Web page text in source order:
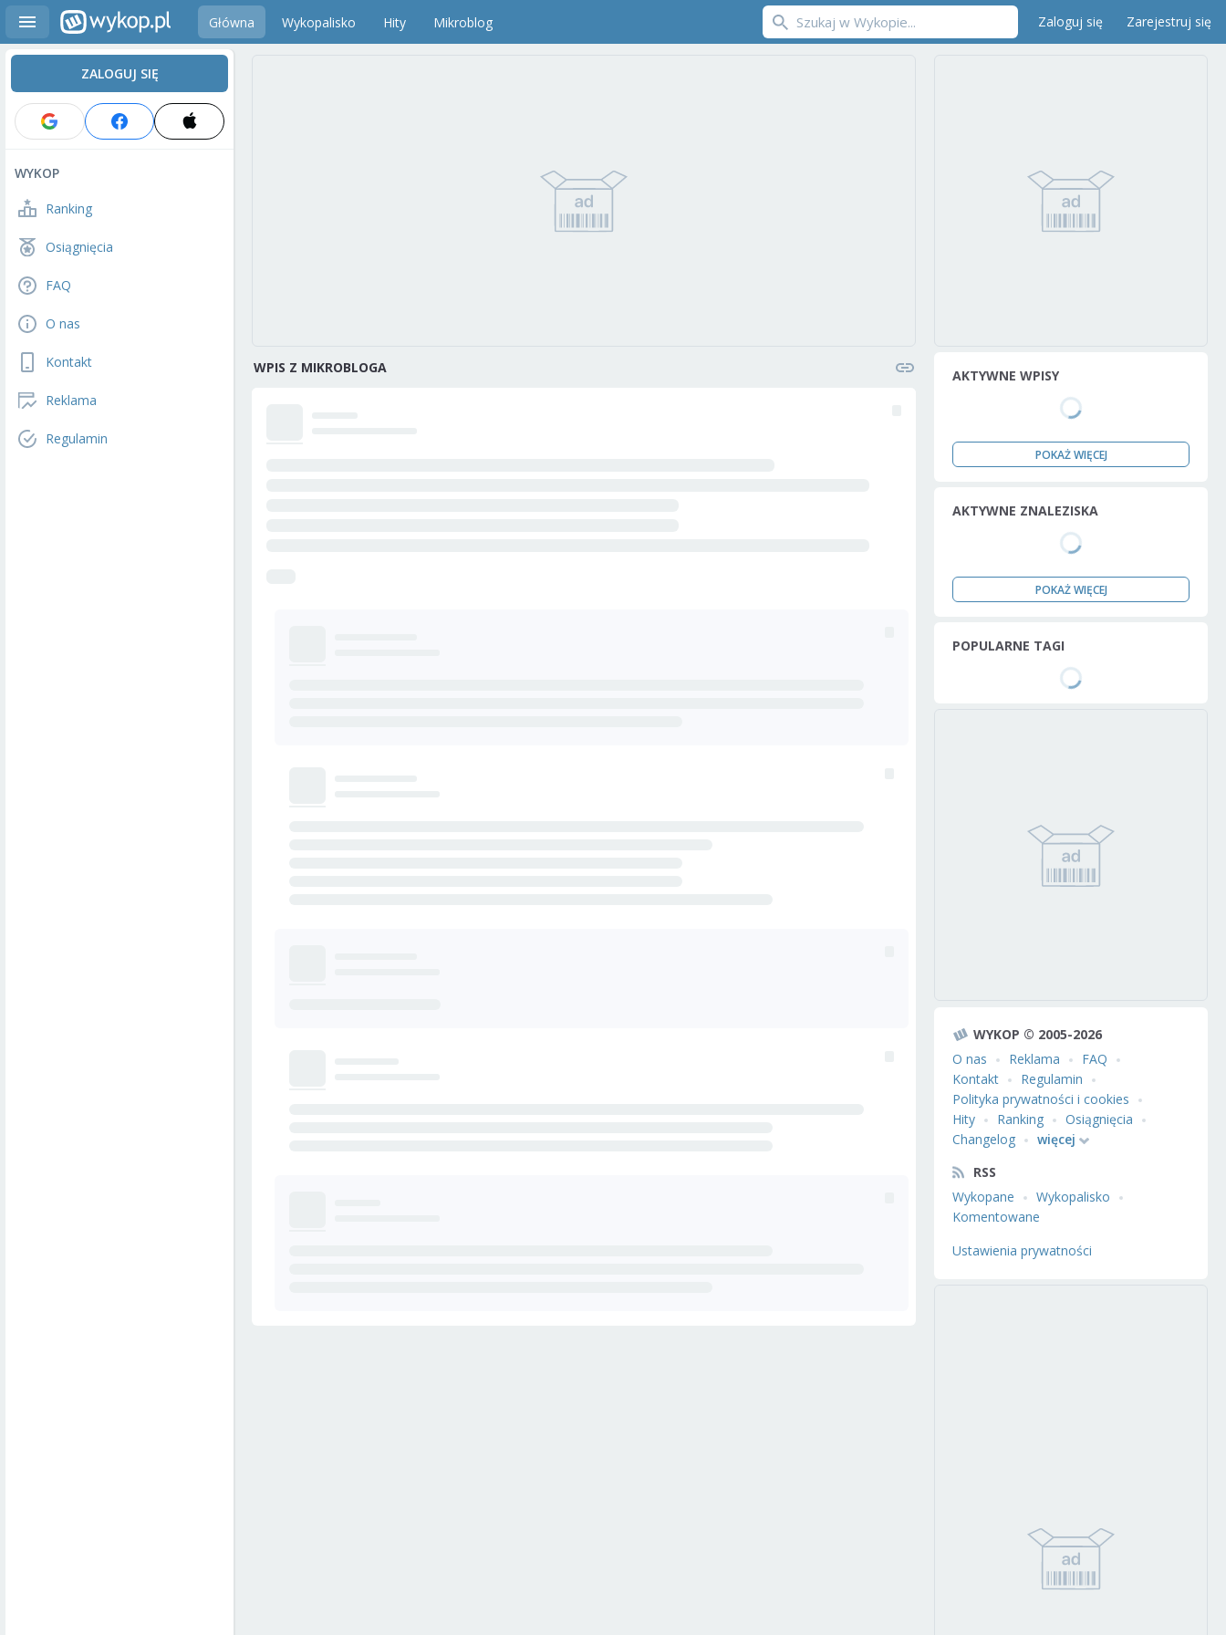
Główna Wykopalisko Hity Mikroblog Zaloguj się Zarejestruj się
ZALOGUJ SIĘ
WYKOP
Ranking
Osiągnięcia
FAQ
O nas
Kontakt
Reklama
Regulamin
WPIS Z MIKROBLOGA AKTYWNE WPISY
POKAŻ WIĘCEJ
AKTYWNE ZNALEZISKA
POKAŻ WIĘCEJ
POPULARNE TAGI
WYKOP © 2005-2026
O nas
Reklama
FAQ
Kontakt
Regulamin
Polityka prywatności i cookies
Hity
Ranking
Osiągnięcia
Changelog
więcej
RSS
Wykopane
Wykopalisko
Komentowane
Ustawienia prywatności